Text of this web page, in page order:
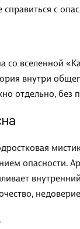
с
со вселенной
внутри
отдельно, без
опасности.